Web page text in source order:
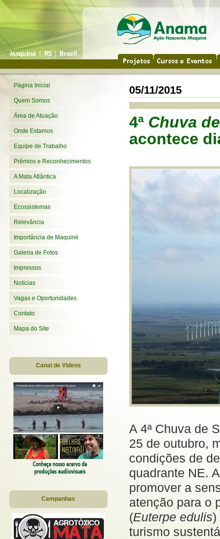
Página Inicial
Quem Somos
Área de Atuação
Onde Estamos
Equipe de Trabalho
Prêmios e Reconhecimentos
A Mata Atlântica
Localização
Ecossistemas
Relevância
Importância de Maquiné
Galeria de Fotos
Impressos
Notícias
Vagas e Oportunidades
Contato
Mapa do Site
Canal de Videos
Campanhas
05/11/2015
4ª Chuva
acontece
A 4ª Chuva de
25 de outubro,
condições de
quadrante NE.
promover a
atenção para o
(Euterpe edulis)
turismo